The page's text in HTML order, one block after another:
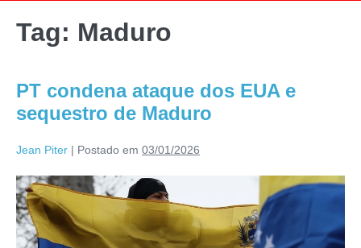
Tag: Maduro
PT condena ataque dos EUA e
sequestro de Maduro
Jean Piter | Postado em 03/01/2026